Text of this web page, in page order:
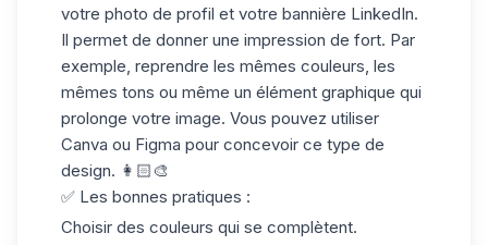
votre photo de profil et votre bannière LinkedIn.
Il permet de donner une impression de fort. Par
exemple, reprendre les mêmes couleurs, les
mêmes tons ou même un élément graphique qui
prolonge votre image. Vous pouvez utiliser
Canva ou Figma pour concevoir ce type de
design. 👩🏻‍🎨
✅ Les bonnes pratiques :
Choisir des couleurs qui se complètent.